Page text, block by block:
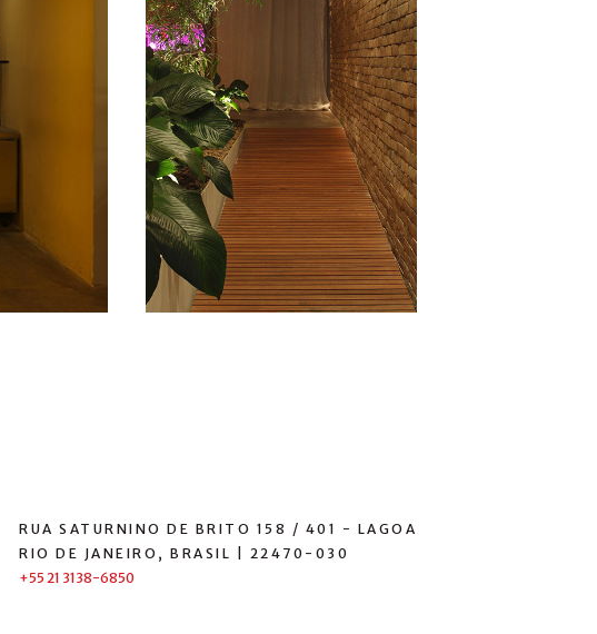
RUA SATURNINO DE BRITO 158 / 401 - LAGOA
RIO DE JANEIRO, BRASIL | 22470-030
+55 21 3138-6850